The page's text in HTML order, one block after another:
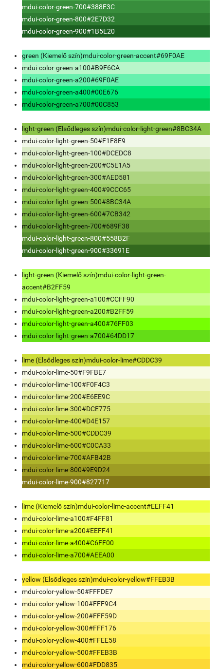
mdui-color-green-700#388E3C
mdui-color-green-800#2E7D32
mdui-color-green-900#1B5E20
green (Kiemelő szín)mdui-color-green-accent#69F0AE
mdui-color-green-a100#B9F6CA
mdui-color-green-a200#69F0AE
mdui-color-green-a400#00E676
mdui-color-green-a700#00C853
light-green (Elsődleges szín)mdui-color-light-green#8BC34A
mdui-color-light-green-50#F1F8E9
mdui-color-light-green-100#DCEDC8
mdui-color-light-green-200#C5E1A5
mdui-color-light-green-300#AED581
mdui-color-light-green-400#9CCC65
mdui-color-light-green-500#8BC34A
mdui-color-light-green-600#7CB342
mdui-color-light-green-700#689F38
mdui-color-light-green-800#558B2F
mdui-color-light-green-900#33691E
light-green (Kiemelő szín)mdui-color-light-green-
accent#B2FF59
mdui-color-light-green-a100#CCFF90
mdui-color-light-green-a200#B2FF59
mdui-color-light-green-a400#76FF03
mdui-color-light-green-a700#64DD17
lime (Elsődleges szín)mdui-color-lime#CDDC39
mdui-color-lime-50#F9FBE7
mdui-color-lime-100#F0F4C3
mdui-color-lime-200#E6EE9C
mdui-color-lime-300#DCE775
mdui-color-lime-400#D4E157
mdui-color-lime-500#CDDC39
mdui-color-lime-600#C0CA33
mdui-color-lime-700#AFB42B
mdui-color-lime-800#9E9D24
mdui-color-lime-900#827717
lime (Kiemelő szín)mdui-color-lime-accent#EEFF41
mdui-color-lime-a100#F4FF81
mdui-color-lime-a200#EEFF41
mdui-color-lime-a400#C6FF00
mdui-color-lime-a700#AEEA00
yellow (Elsődleges szín)mdui-color-yellow#FFEB3B
mdui-color-yellow-50#FFFDE7
mdui-color-yellow-100#FFF9C4
mdui-color-yellow-200#FFF59D
mdui-color-yellow-300#FFF176
mdui-color-yellow-400#FFEE58
mdui-color-yellow-500#FFEB3B
mdui-color-yellow-600#FDD835